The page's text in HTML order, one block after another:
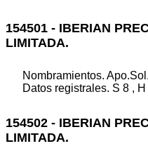
154501 - IBERIAN
LIMITADA.
Nombramientos.
Datos registrales. S 8 ,
154502 - IBERIAN
LIMITADA.